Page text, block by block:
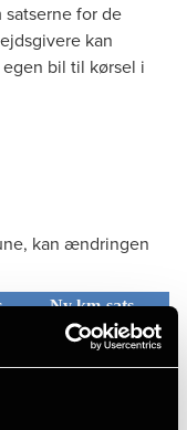
for de
kan
bil til kørsel i
kan ændringen
Ny km-sats
0,00 kr.